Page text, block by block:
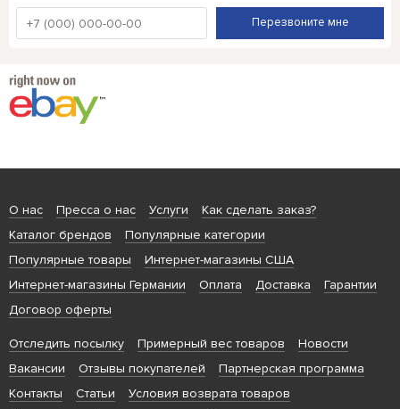
О нас Пресса о нас Услуги
Как сделать заказ?
Каталог брендов
Популярные категории
Популярные товары
Интернет-магазины США
Интернет-магазины Германии
Оплата Доставка
Гарантии
Договор оферты
Отследить посылку Примерный вес товаров
Новости
Вакансии
Отзывы покупателей
Партнерская программа
Контакты
Статьи
Условия возврата товаров